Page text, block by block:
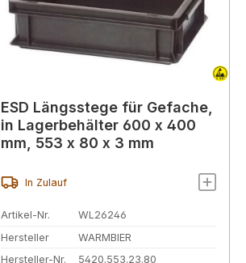
ESD Längsstege für Gefache,
in Lagerbehälter 600 x 400
mm, 553 x 80 x 3 mm
In Zulauf
Artikel-Nr.
WL26246
Hersteller
WARMBIER
Hersteller-Nr.
5420.553.23.80